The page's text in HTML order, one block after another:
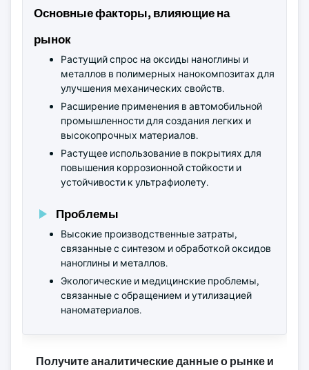
Основные факторы, влияющие на
рынок
Растущий спрос на оксиды наноглины и
металлов в полимерных нанокомпозитах для
улучшения механических свойств.
Расширение применения в автомобильной
промышленности для создания легких и
высокопрочных материалов.
Растущее использование в покрытиях для
повышения коррозионной стойкости и
устойчивости к ультрафиолету.
Проблемы
Высокие производственные затраты,
связанные с синтезом и обработкой оксидов
наноглины и металлов.
Экологические и медицинские проблемы,
связанные с обращением и утилизацией
наноматериалов.
Получите аналитические данные о рынке и